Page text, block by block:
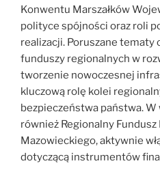
Konwentu Marszałków
polityce spójności oraz roli
realizacji. Poruszane tematy
funduszy regionalnych w
tworzenie nowoczesnej
kluczową rolę kolei
bezpieczeństwa państwa. W
również Regionalny
Mazowieckiego, aktywnie
dotyczącą instrumentów